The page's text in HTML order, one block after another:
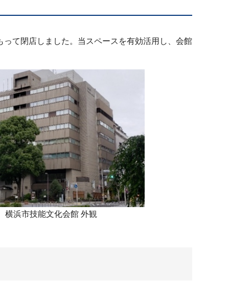
て閉店しました。当スペースを有効活用し、会館
横浜市技能文化会館 外観